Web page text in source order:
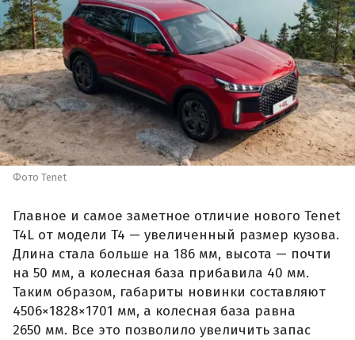
Фото Tenet
Главное и самое заметное отличие нового Tenet
T4L от модели T4 — увеличенный размер кузова.
Длина стала больше на 186 мм, высота — почти
на 50 мм, а колесная база прибавила 40 мм.
Таким образом, габариты новинки составляют
4506×1828×1701 мм, а колесная база равна
2650 мм. Все это позволило увеличить запас